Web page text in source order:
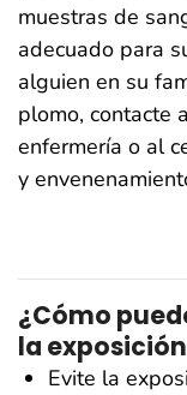
muestras de
adecuado para
alguien en su
plomo, contacte
enfermería o al
y
¿Cómo
la
Evite la